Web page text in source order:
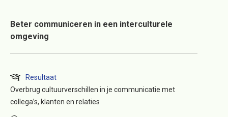
Beter communiceren in een interculturele
omgeving
Resultaat
Overbrug cultuurverschillen in je communicatie met
collega’s, klanten en relaties